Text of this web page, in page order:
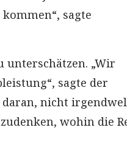
sagte
unterschätzen. „Wir
sagte der
nicht
wohin die